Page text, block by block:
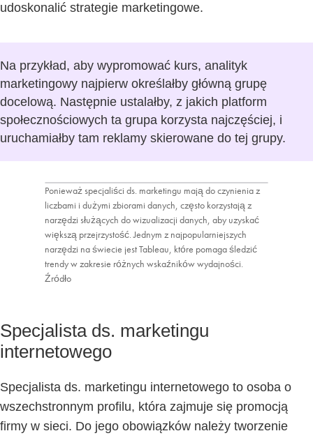
udoskonalić strategie marketingowe.
Na przykład, aby wypromować kurs, analityk
marketingowy najpierw określałby główną grupę
docelową. Następnie ustalałby, z jakich platform
społecznościowych ta grupa korzysta najczęściej, i
uruchamiałby tam reklamy skierowane do tej grupy.
Ponieważ specjaliści ds. marketingu mają do czynienia z
liczbami i dużymi zbiorami danych, często korzystają z
narzędzi służących do wizualizacji danych, aby uzyskać
większą przejrzystość. Jednym z najpopularniejszych
narzędzi na świecie jest Tableau, które pomaga śledzić
trendy w zakresie różnych wskaźników wydajności.
Źródło
Specjalista ds. marketingu
internetowego
Specjalista ds. marketingu internetowego to osoba o
wszechstronnym profilu, która zajmuje się promocją
firmy w sieci. Do jego obowiązków należy tworzenie